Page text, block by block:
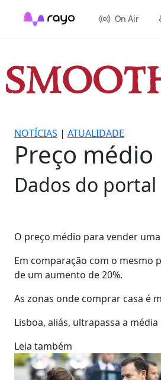
On Air
NOTÍCIAS | ATUALIDADE
Preço
Dados do
O preço médio para vender
Em comparação com o mesmo
de um aumento de 20%.
As zonas onde comprar casa é
Lisboa, aliás, ultrapassa a
Leia também